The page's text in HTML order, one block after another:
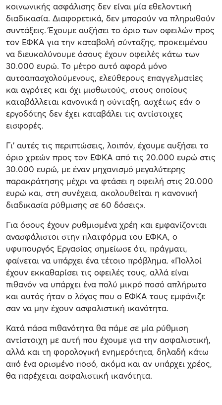
κοινωνικής ασφάλισης δεν είναι μία εθελοντική
διαδικασία. Διαφορετικά, δεν μπορούν να πληρωθούν
συντάξεις. Έχουμε αυξήσει το όριο των οφειλών προς
τον ΕΦΚΑ για την καταβολή σύνταξης, προκειμένου
να διευκολύνουμε όσους έχουν οφειλές κάτω των
30.000 ευρώ. Το μέτρο αυτό αφορά μόνο
αυτοαπασχολούμενους, ελεύθερους επαγγελματίες
και αγρότες και όχι μισθωτούς, στους οποίους
καταβάλλεται κανονικά η σύνταξη, ασχέτως εάν ο
εργοδότης δεν έχει καταβάλει τις αντίστοιχες
εισφορές.
Γι' αυτές τις περιπτώσεις, λοιπόν, έχουμε αυξήσει το
όριο χρεών προς τον ΕΦΚΑ από τις 20.000 ευρώ στις
30.000 ευρώ, με έναν μηχανισμό μεγαλύτερης
παρακράτησης μέχρι να φτάσει η οφειλή στις 20.000
ευρώ και, στη συνέχεια, ακολουθείται η κανονική
διαδικασία ρύθμισης σε 60 δόσεις».
Για όσους έχουν ρυθμισμένα χρέη και εμφανίζονται
ανασφάλιστοι στην πλατφόρμα του ΕΦΚΑ, ο
υφυπουργός Εργασίας σημείωσε ότι, πράγματι,
φαίνεται να υπάρχει ένα τέτοιο πρόβλημα. «Πολλοί
έχουν εκκαθαρίσει τις οφειλές τους, αλλά είναι
πιθανόν να υπάρχει ένα πολύ μικρό ποσό απλήρωτο
και αυτός ήταν ο λόγος που ο ΕΦΚΑ τους εμφάνιζε
σαν να μην έχουν ασφαλιστική ικανότητα.
Κατά πάσα πιθανότητα θα πάμε σε μία ρύθμιση
αντίστοιχη με αυτή που έχουμε για την ασφαλιστική,
αλλά και τη φορολογική ενημερότητα, δηλαδή κάτω
από ένα ορισμένο ποσό, ακόμα και αν υπάρχει χρέος,
θα παρέχεται ασφαλιστική ικανότητα.